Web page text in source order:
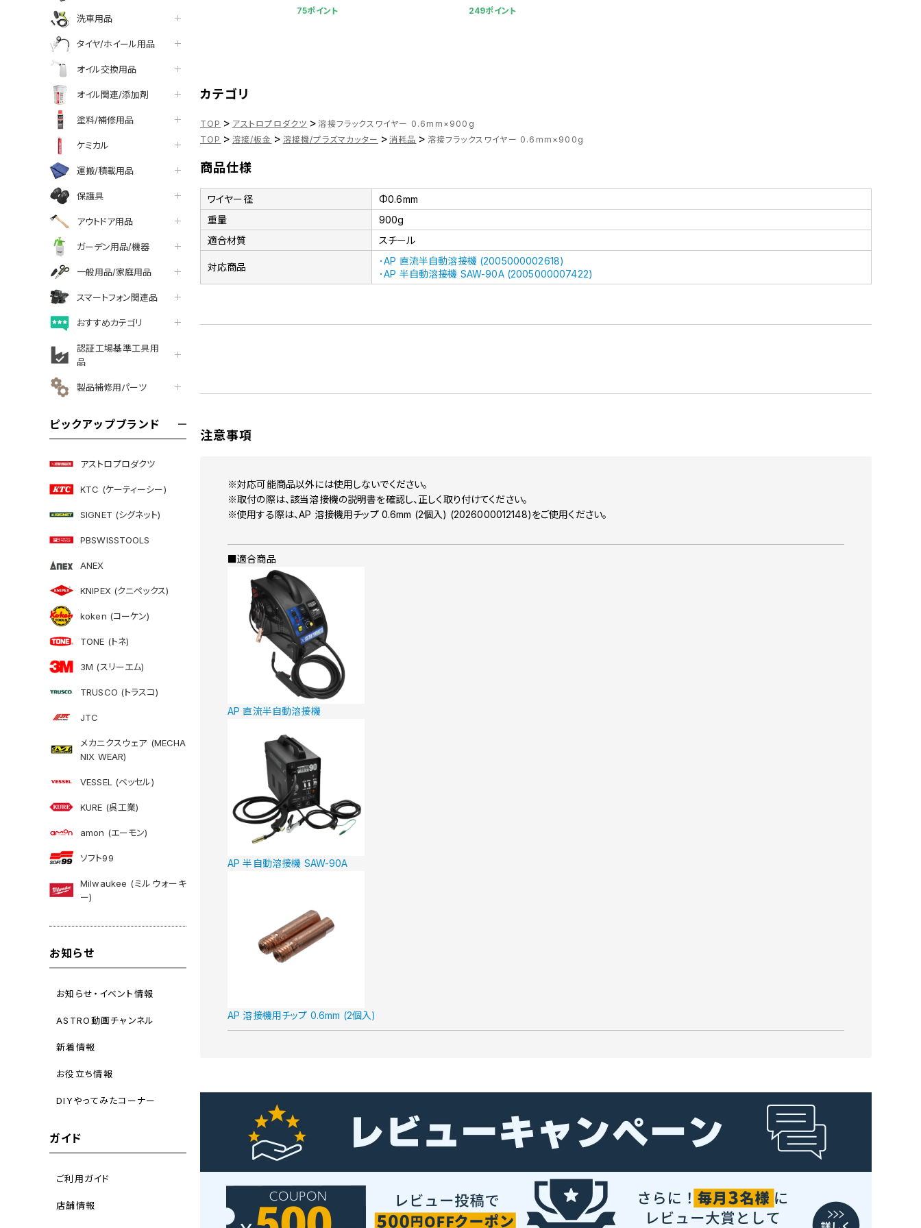
洗車用品
タイヤ/ホイール用品
オイル交換用品
オイル関連/添加剤
塗料/補修用品
ケミカル
運搬/積載用品
保護具
アウトドア用品
ガーデン用品/機器
一般用品/家庭用品
スマートフォン関連品
おすすめカテゴリ
認証工場基準工具用
品
製品補修用パーツ
ピックアップブランド
アストロプロダクツ
KTC (ケーティーシー)
SIGNET (シグネット)
PBSWISSTOOLS
ANEX
KNIPEX (クニペックス)
koken (コーケン)
TONE (トネ)
3M (スリーエム)
TRUSCO (トラスコ)
JTC
メカニクスウェア (MECHA
NIX WEAR)
VESSEL (ベッセル)
KURE (呉工業)
amon (エーモン)
ソフト99
Milwaukee (ミルウォーキ
ー)
お知らせ
お知らせ・イベント情報
ASTRO動画チャンネル
新着情報
お役立ち情報
DIYやってみたコーナー
ガイド
ご利用ガイド
店舗情報
75ポイント 249ポイント
カテゴリ
TOP > アストロプロダクツ > 溶接フラックスワイヤー 0.6mm×900g
TOP > 溶接/板金 > 溶接機/プラズマカッター > 消耗品 > 溶接フラックスワイヤー 0.6mm×900g
商品仕様
ワイヤー径
Φ0.6mm
重量
900g
適合材質
スチール
対応商品
･AP 直流半自動溶接機 (2005000002618)
･AP 半自動溶接機 SAW-90A (2005000007422)
注意事項
※対応可能商品以外には使用しないでください。
※取付の際は、該当溶接機の説明書を確認し、正しく取り付けてください。
※使用する際は、AP 溶接機用チップ 0.6mm (2個入) (2026000012148)をご使用ください。
■適合商品
AP 直流半自動溶接機
AP 半自動溶接機 SAW-90A
AP 溶接機用チップ 0.6mm (2個入)